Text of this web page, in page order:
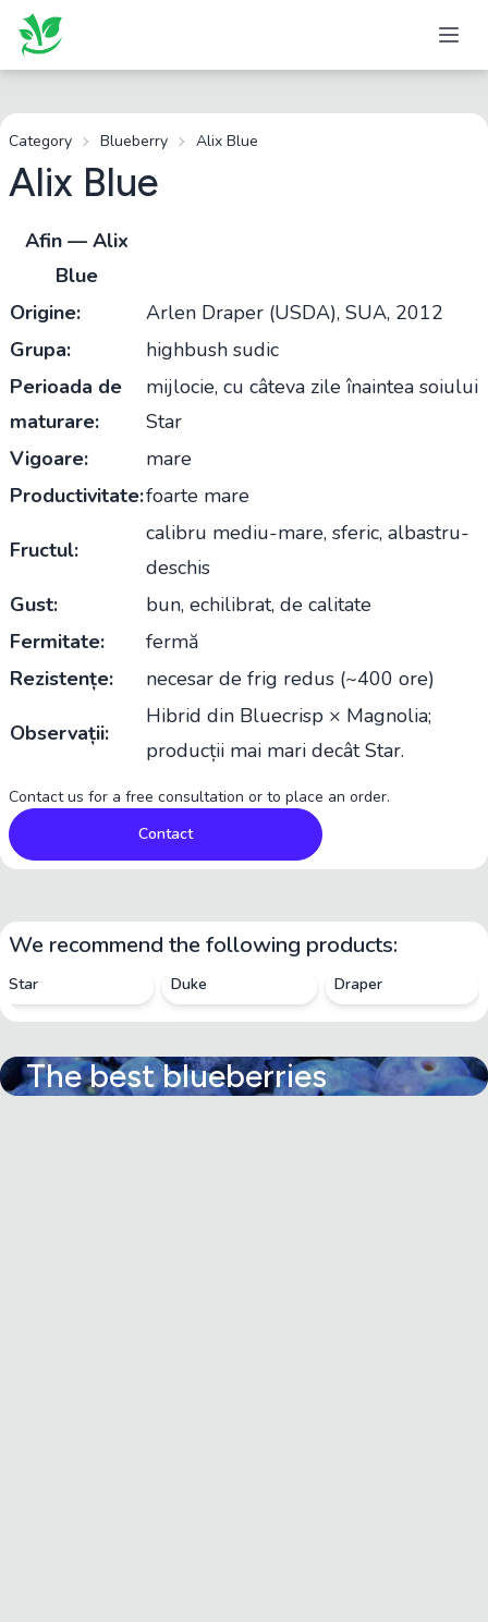
Category Blueberry Alix Blue
Alix Blue
Afin — Alix
Blue
Origine:
Arlen Draper (USDA), SUA, 2012
Grupa:
highbush sudic
Perioada de
maturare:
mijlocie, cu câteva zile înaintea soiului
Star
Vigoare:
mare
Productivitate:foarte mare
Fructul:
calibru mediu-mare, sferic, albastru-
deschis
Gust:
bun, echilibrat, de calitate
Fermitate:
fermă
Rezistențe:
necesar de frig redus (~400 ore)
Observații:
Hibrid din Bluecrisp × Magnolia;
producții mai mari decât Star.
Contact us for a free consultation or to place an order.
Contact
We recommend the following products:
Star Duke Draper
The best blueberries